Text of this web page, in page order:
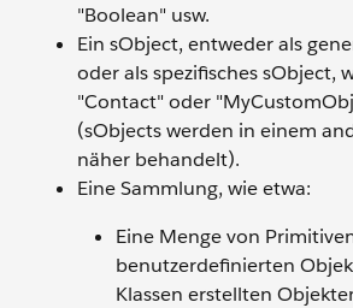
"Boolean" usw.
Ein sObject, entweder als
oder als spezifisches sObject,
"Contact" oder
(sObjects werden in einem
näher behandelt).
Eine Sammlung, wie etwa:
Eine Menge von
benutzerdefinierten
Klassen erstellten